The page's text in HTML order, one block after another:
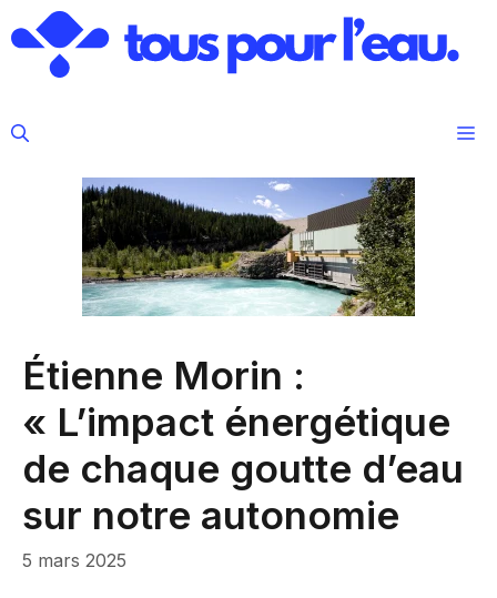
au
contenu
Étienne Morin :
« L’impact énergétique
de chaque goutte d’eau
sur notre autonomie
5 mars 2025